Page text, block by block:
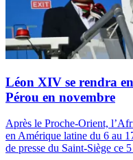
Léon XIV se rendra
Pérou en novembre
Après le Proche-Orient,
en Amérique latine du 6 au
de presse du Saint-Siège ce